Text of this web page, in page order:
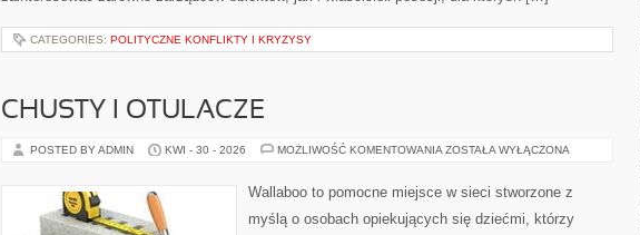
CATEGORIES: POLITYCZNE KONFLIKTY I KRYZYSY
CHUSTY I OTULACZE
POSTED BY ADMIN KWI - 30 - 2026 MOŻLIWOŚĆ KOMENTOWANIA CHUSTY
ZOSTAŁA WYŁĄCZONA
Wallaboo to pomocne miejsce w sieci stworzone z
myślą o osobach opiekujących się dziećmi, którzy